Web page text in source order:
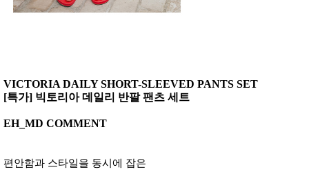
VICTORIA DAILY SHORT-SLEEVED PANTS SET
[특가] 빅토리아 데일리 반팔 팬츠 세트
EH_MD COMMENT
편안함과 스타일을 동시에 잡은